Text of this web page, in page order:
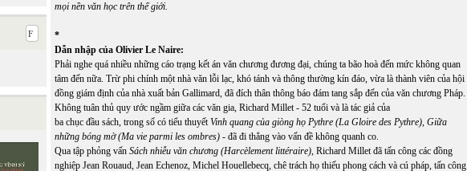
mọi nền văn học trên thế giới.
*
Dẫn nhập của Olivier Le Naire:
Phải nghe quá nhiều những cáo trạng kết án văn chương đương đại, chúng ta bão hoà đến mức không quan
tâm đến nữa. Trừ phi chính một nhà văn lỗi lạc, khó tánh và thông thường kín đáo, vừa là thành viên của hội
đồng giám định của nhà xuất bản Gallimard, đã đích thân thông báo đám tang sắp đến của văn chương Pháp.
Không tuân thủ quy ước ngầm giữa các văn gia, Richard Millet - 52 tuổi và là tác giả của
ba chục đầu sách, trong số có tiểu thuyếtVinh quang của giòng họ Pythre (La Gloire des Pythre), Giữa
những bóng mờ (Ma vie parmi les ombres) - đã đi thẳng vào vấn đề không quanh co.
Qua tập phỏng vấn Sách nhiễu văn chương (Harcèlement littéraire), Richard Millet đã tấn công các đồng
nghiệp Jean Rouaud, Jean Echenoz, Michel Houellebecq, chê trách họ thiếu phong cách và cú pháp, tấn công